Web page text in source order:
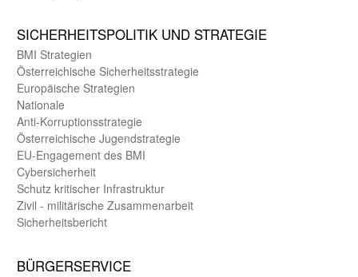
SICHER­HEITS­POLITIK UND STRATEGIE
BMI Strategien
Öster­reichische Sicherheits­strategie
Europäische Strategien
Nationale
Anti-Korruptions­strategie
Öster­reichische Jugend­strategie
EU-Engagement des BMI
Cybersicherheit
Schutz kritischer Infra­struktur
Zivil - militärische Zusammen­arbeit
Sicherheits­bericht
BÜRGER­SERVICE